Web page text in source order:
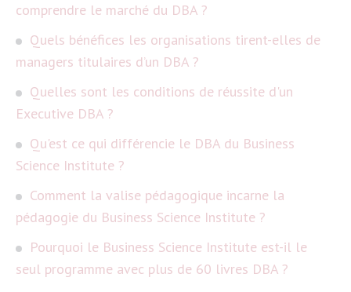
comprendre le marché du DBA ?
Quels bénéfices les organisations tirent-elles de
managers titulaires d’un DBA ?
Quelles sont les conditions de réussite d'un
Executive DBA ?
Qu'est ce qui différencie le DBA du Business
Science Institute ?
Comment la valise pédagogique incarne la
pédagogie du Business Science Institute ?
Pourquoi le Business Science Institute est-il le
seul programme avec plus de 60 livres DBA ?